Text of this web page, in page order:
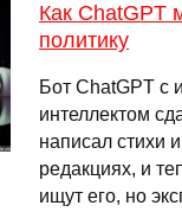
Как ChatGPT
политику
Бот ChatGPT с
интеллектом
написал стихи
редакциях, и
ищут его, но